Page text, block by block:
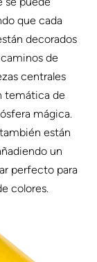
que cada
decorados
de
centrales
temática de
mágica.
están
un
perfecto para
colores.